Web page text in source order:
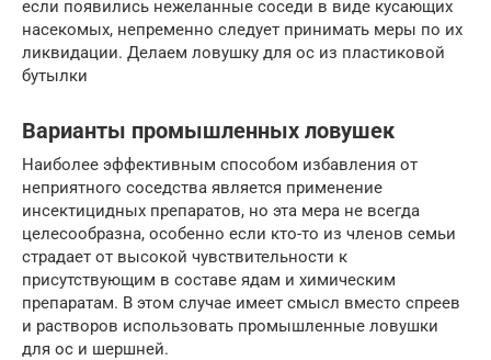
если появились нежеланные соседи в виде кусающих
насекомых, непременно следует принимать меры по их
ликвидации. Делаем ловушку для ос из пластиковой
бутылки
Варианты промышленных ловушек
Наиболее эффективным способом избавления от
неприятного соседства является применение
инсектицидных препаратов, но эта мера не всегда
целесообразна, особенно если кто-то из членов семьи
страдает от высокой чувствительности к
присутствующим в составе ядам и химическим
препаратам. В этом случае имеет смысл вместо спреев
и растворов использовать промышленные ловушки
для ос и шершней.